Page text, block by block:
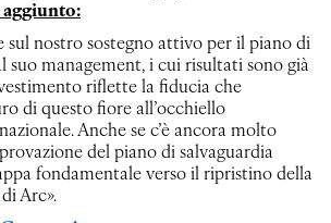
aggiunto:
sul nostro sostegno attivo per il piano di
suo management, i cui risultati sono già
riflette la fiducia che
di questo fiore all’occhiello
Anche se c’è ancora molto
del piano di salvaguardia
fondamentale verso il ripristino della
Arc».